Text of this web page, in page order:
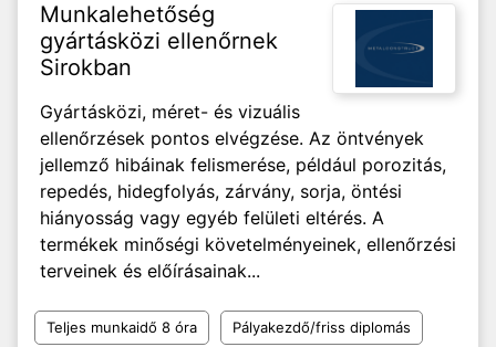
Munkalehetőség
gyártásközi ellenőrnek
Sirokban
Gyártásközi, méret- és vizuális
ellenőrzések pontos elvégzése. Az öntvények
jellemző hibáinak felismerése, például porozitás,
repedés, hidegfolyás, zárvány, sorja, öntési
hiányosság vagy egyéb felületi eltérés. A
termékek minőségi követelményeinek, ellenőrzési
terveinek és előírásainak...
Teljes munkaidő 8 óra Pályakezdő/friss diplomás